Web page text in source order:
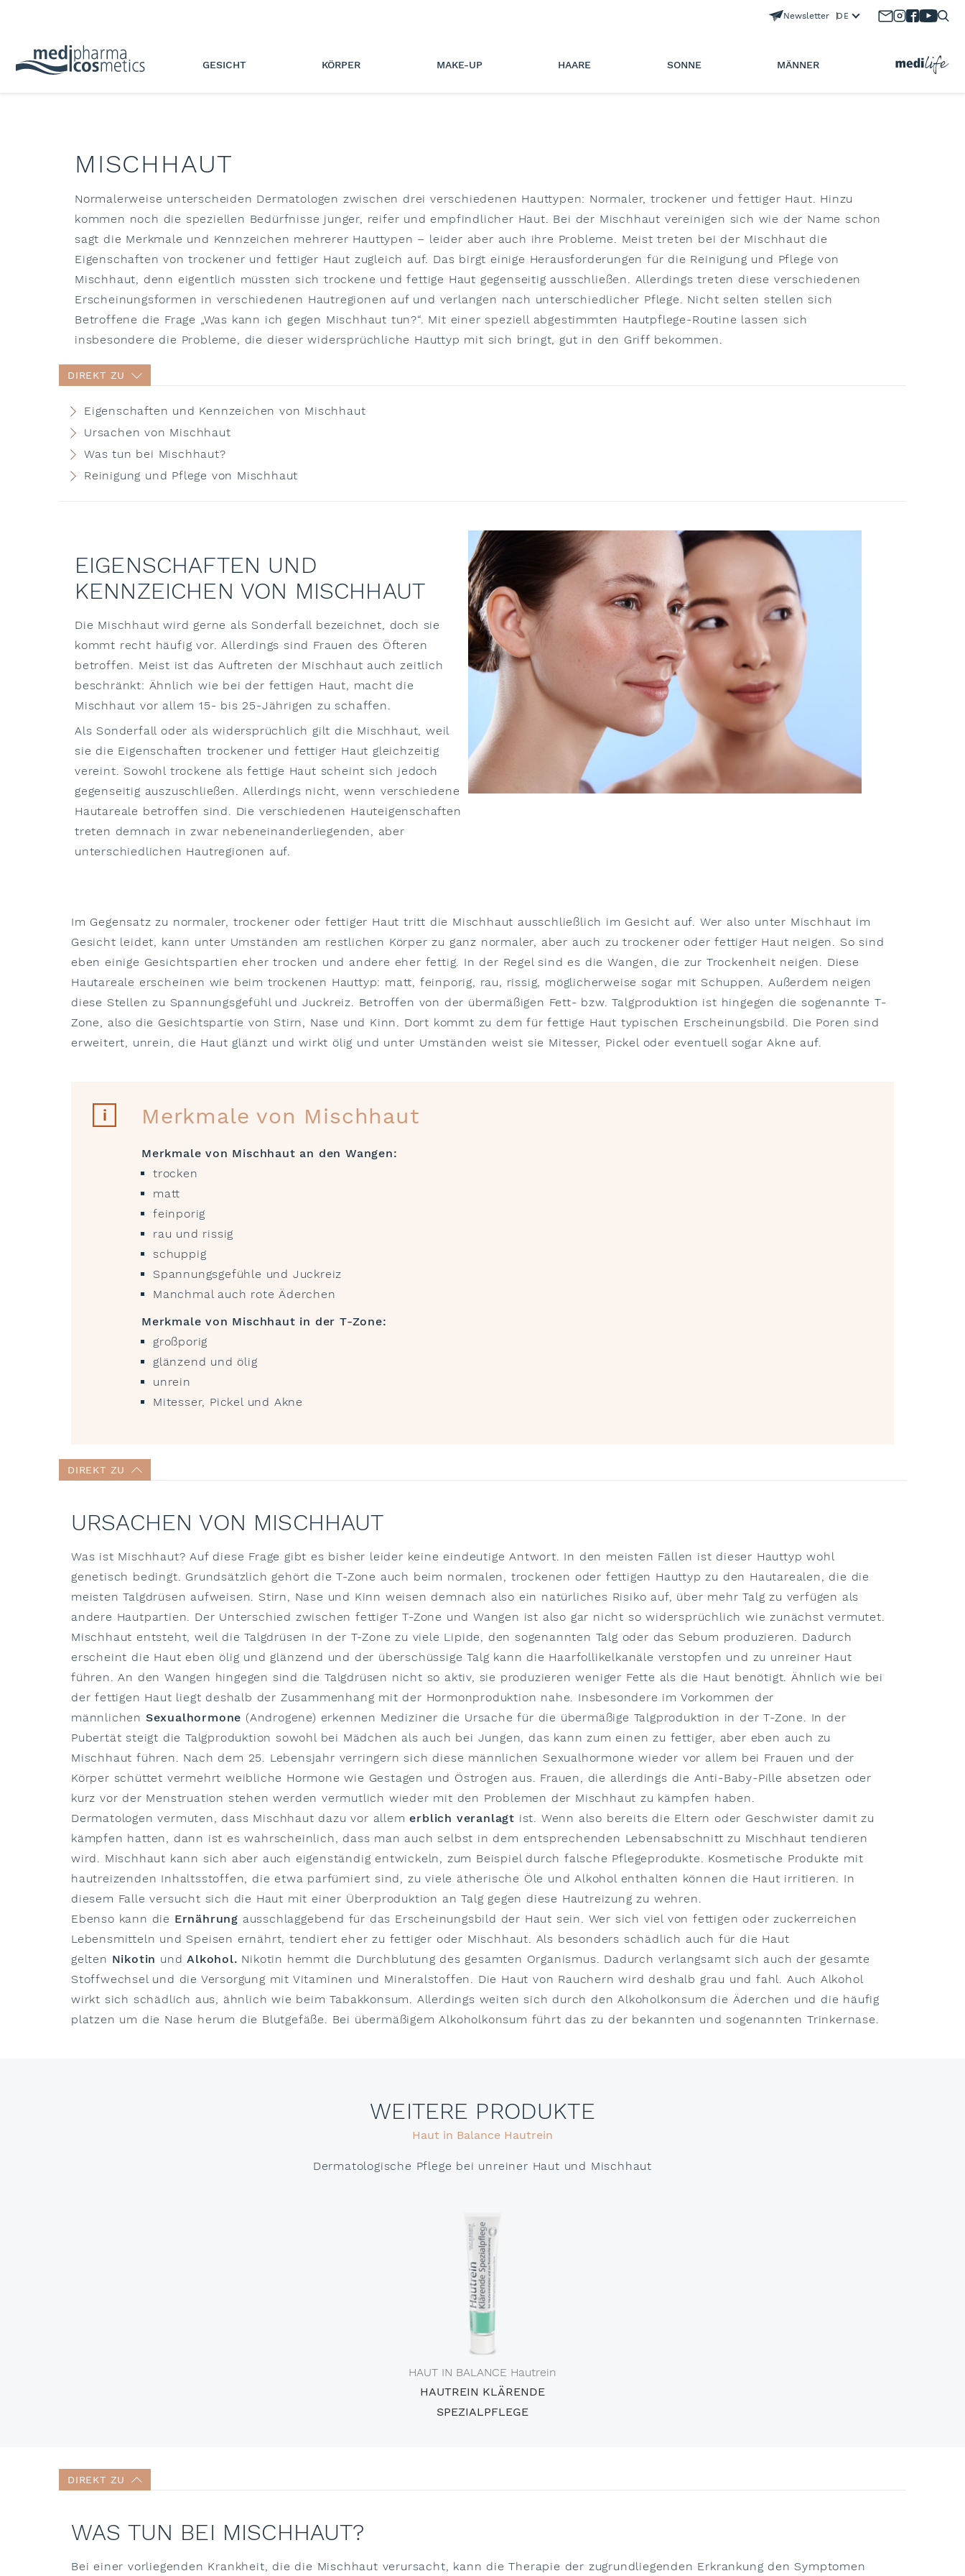
Newsletter DE
GESICHT KÖRPER MAKE-UP HAARE SONNE MÄNNER
MISCHHAUT
Normalerweise unterscheiden Dermatologen zwischen drei verschiedenen Hauttypen: Normaler, trockener und fettiger Haut. Hinzu
kommen noch die speziellen Bedürfnisse junger, reifer und empfindlicher Haut. Bei der Mischhaut vereinigen sich wie der Name schon
sagt die Merkmale und Kennzeichen mehrerer Hauttypen – leider aber auch ihre Probleme. Meist treten bei der Mischhaut die
Eigenschaften von trockener und fettiger Haut zugleich auf. Das birgt einige Herausforderungen für die Reinigung und Pflege von
Mischhaut, denn eigentlich müssten sich trockene und fettige Haut gegenseitig ausschließen. Allerdings treten diese verschiedenen
Erscheinungsformen in verschiedenen Hautregionen auf und verlangen nach unterschiedlicher Pflege. Nicht selten stellen sich
Betroffene die Frage „Was kann ich gegen Mischhaut tun?“. Mit einer speziell abgestimmten Hautpflege-Routine lassen sich
insbesondere die Probleme, die dieser widersprüchliche Hauttyp mit sich bringt, gut in den Griff bekommen.
DIREKT ZU
Eigenschaften und Kennzeichen von Mischhaut
Ursachen von Mischhaut
Was tun bei Mischhaut?
Reinigung und Pflege von Mischhaut
EIGENSCHAFTEN UND
KENNZEICHEN VON MISCHHAUT
Die Mischhaut wird gerne als Sonderfall bezeichnet, doch sie
kommt recht häufig vor. Allerdings sind Frauen des Öfteren
betroffen. Meist ist das Auftreten der Mischhaut auch zeitlich
beschränkt: Ähnlich wie bei der fettigen Haut, macht die
Mischhaut vor allem 15- bis 25-Jährigen zu schaffen.
Als Sonderfall oder als widersprüchlich gilt die Mischhaut, weil
sie die Eigenschaften trockener und fettiger Haut gleichzeitig
vereint. Sowohl trockene als fettige Haut scheint sich jedoch
gegenseitig auszuschließen. Allerdings nicht, wenn verschiedene
Hautareale betroffen sind. Die verschiedenen Hauteigenschaften
treten demnach in zwar nebeneinanderliegenden, aber
unterschiedlichen Hautregionen auf.
Im Gegensatz zu normaler, trockener oder fettiger Haut tritt die Mischhaut ausschließlich im Gesicht auf. Wer also unter Mischhaut im
Gesicht leidet, kann unter Umständen am restlichen Körper zu ganz normaler, aber auch zu trockener oder fettiger Haut neigen. So sind
eben einige Gesichtspartien eher trocken und andere eher fettig. In der Regel sind es die Wangen, die zur Trockenheit neigen. Diese
Hautareale erscheinen wie beim trockenen Hauttyp: matt, feinporig, rau, rissig, möglicherweise sogar mit Schuppen. Außerdem neigen
diese Stellen zu Spannungsgefühl und Juckreiz. Betroffen von der übermäßigen Fett- bzw. Talgproduktion ist hingegen die sogenannte T-
Zone, also die Gesichtspartie von Stirn, Nase und Kinn. Dort kommt zu dem für fettige Haut typischen Erscheinungsbild. Die Poren sind
erweitert, unrein, die Haut glänzt und wirkt ölig und unter Umständen weist sie Mitesser, Pickel oder eventuell sogar Akne auf.
Merkmale von Mischhaut
Merkmale von Mischhaut an den Wangen:
trocken
matt
feinporig
rau und rissig
schuppig
Spannungsgefühle und Juckreiz
Manchmal auch rote Äderchen
Merkmale von Mischhaut in der T-Zone:
großporig
glänzend und ölig
unrein
Mitesser, Pickel und Akne
DIREKT ZU
URSACHEN VON MISCHHAUT
Was ist Mischhaut? Auf diese Frage gibt es bisher leider keine eindeutige Antwort. In den meisten Fällen ist dieser Hauttyp wohl
genetisch bedingt. Grundsätzlich gehört die T-Zone auch beim normalen, trockenen oder fettigen Hauttyp zu den Hautarealen, die die
meisten Talgdrüsen aufweisen. Stirn, Nase und Kinn weisen demnach also ein natürliches Risiko auf, über mehr Talg zu verfügen als
andere Hautpartien. Der Unterschied zwischen fettiger T-Zone und Wangen ist also gar nicht so widersprüchlich wie zunächst vermutet.
Mischhaut entsteht, weil die Talgdrüsen in der T-Zone zu viele Lipide, den sogenannten Talg oder das Sebum produzieren. Dadurch
erscheint die Haut eben ölig und glänzend und der überschüssige Talg kann die Haarfollikelkanäle verstopfen und zu unreiner Haut
führen. An den Wangen hingegen sind die Talgdrüsen nicht so aktiv, sie produzieren weniger Fette als die Haut benötigt. Ähnlich wie bei
der fettigen Haut liegt deshalb der Zusammenhang mit der Hormonproduktion nahe. Insbesondere im Vorkommen der
männlichen Sexualhormone (Androgene) erkennen Mediziner die Ursache für die übermäßige Talgproduktion in der T-Zone. In der
Pubertät steigt die Talgproduktion sowohl bei Mädchen als auch bei Jungen, das kann zum einen zu fettiger, aber eben auch zu
Mischhaut führen. Nach dem 25. Lebensjahr verringern sich diese männlichen Sexualhormone wieder vor allem bei Frauen und der
Körper schüttet vermehrt weibliche Hormone wie Gestagen und Östrogen aus. Frauen, die allerdings die Anti-Baby-Pille absetzen oder
kurz vor der Menstruation stehen werden vermutlich wieder mit den Problemen der Mischhaut zu kämpfen haben.
Dermatologen vermuten, dass Mischhaut dazu vor allemerblich veranlagt ist. Wenn also bereits die Eltern oder Geschwister damit zu
kämpfen hatten, dann ist es wahrscheinlich, dass man auch selbst in dem entsprechenden Lebensabschnitt zu Mischhaut tendieren
wird. Mischhaut kann sich aber auch eigenständig entwickeln, zum Beispiel durch falsche Pflegeprodukte. Kosmetische Produkte mit
hautreizenden Inhaltsstoffen, die etwa parfümiert sind, zu viele ätherische Öle und Alkohol enthalten können die Haut irritieren. In
diesem Falle versucht sich die Haut mit einer Überproduktion an Talg gegen diese Hautreizung zu wehren.
Ebenso kann die Ernährung ausschlaggebend für das Erscheinungsbild der Haut sein. Wer sich viel von fettigen oder zuckerreichen
Lebensmitteln und Speisen ernährt, tendiert eher zu fettiger oder Mischhaut. Als besonders schädlich auch für die Haut
gelten Nikotin undAlkohol. Nikotin hemmt die Durchblutung des gesamten Organismus. Dadurch verlangsamt sich auch der gesamte
Stoffwechsel und die Versorgung mit Vitaminen und Mineralstoffen. Die Haut von Rauchern wird deshalb grau und fahl. Auch Alkohol
wirkt sich schädlich aus, ähnlich wie beim Tabakkonsum. Allerdings weiten sich durch den Alkoholkonsum die Äderchen und die häufig
platzen um die Nase herum die Blutgefäße. Bei übermäßigem Alkoholkonsum führt das zu der bekannten und sogenannten Trinkernase.
WEITERE PRODUKTE
Haut in Balance Hautrein
Dermatologische Pflege bei unreiner Haut und Mischhaut
HAUT IN BALANCE Hautrein
HAUTREIN KLÄRENDE
SPEZIALPFLEGE
DIREKT ZU
WAS TUN BEI MISCHHAUT?
Bei einer vorliegenden Krankheit, die die Mischhaut verursacht, kann die Therapie der zugrundliegenden Erkrankung den Symptomen